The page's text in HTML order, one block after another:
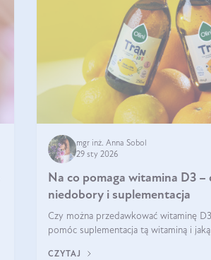
mgr inż. Anna Sobol
29 sty 2026
Na co pomaga witamina D3 –
niedobory i suplementacja
Czy można przedawkować witaminę
pomóc suplementacja tą witaminą i
CZYTAJ